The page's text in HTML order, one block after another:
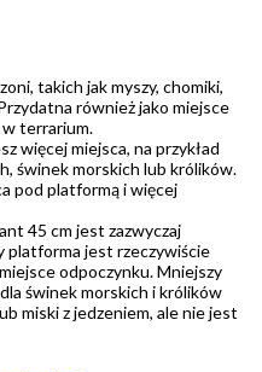
takich jak myszy, chomiki,
również jako miejsce
terrarium.
więcej miejsca, na przykład
świnek morskich lub królików.
pod platformą i więcej
45 cm jest zazwyczaj
platforma jest rzeczywiście
odpoczynku. Mniejszy
świnek morskich i królików
miski z jedzeniem, ale nie jest